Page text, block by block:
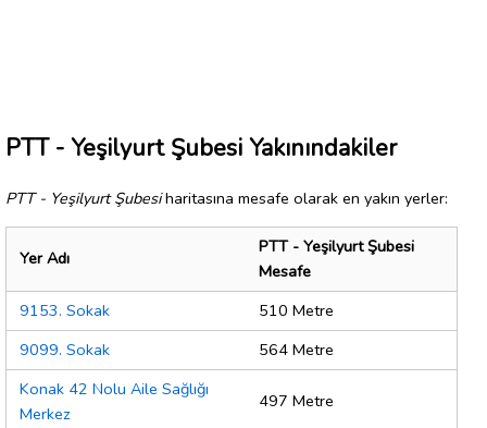
PTT - Yeşilyurt Şubesi Yakınındakiler
PTT - Yeşilyurt Şubesiharitasına mesafe olarak en yakın yerler:
Yer Adı
PTT - Yeşilyurt Şubesi
Mesafe
9153. Sokak
510 Metre
9099. Sokak
564 Metre
Konak 42 Nolu Aile Sağlığı
Merkez
497 Metre